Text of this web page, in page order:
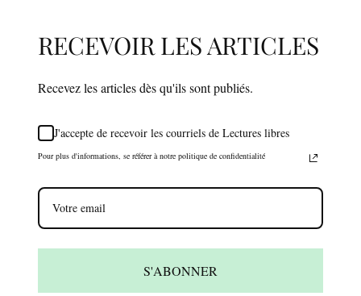
RECEVOIR LES ARTICLES
Recevez les articles dès qu'ils sont publiés.
J'accepte de recevoir les courriels de Lectures libres
Pour plus d'informations, se référer à notre politique de confidentialité
S'ABONNER